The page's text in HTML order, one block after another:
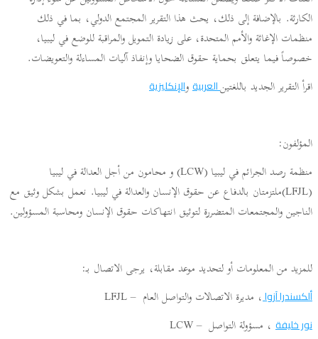
الكارثة. بالإضافة إلى ذلك، يحث هذا التقرير المجتمع الدولي، بما في ذلك
منظمات الإغاثة والأمم المتحدة، على زيادة التمويل والمراقبة للوضع في ليبيا،
خصوصاً فيما يتعلق بحماية حقوق الضحايا وإنفاذ آليات المساءلة والتعويضات.
اقرأ التقرير الجديد باللغتينالعربيةوالإنكليزية
المؤلفون:
منظمة رصد الجرائم في ليبيا (LCW) و محامون من أجل العدالة في ليبيا
(LFJL)ملتزمتان بالدفاع عن حقوق الإنسان والعدالة في ليبيا. نعمل بشكل وثيق مع
الناجين والمجتمعات المتضررة لتوثيق انتهاكات حقوق الإنسان ومحاسبة المسؤولين.
للمزيد من المعلومات أو لتحديد موعد مقابلة، يرجى الاتصال بـ:
ألكسندرا آزوا، مديرة الاتصالات والتواصل العام – LFJL
نور خليفة ، مسؤولة التواصل – LCW